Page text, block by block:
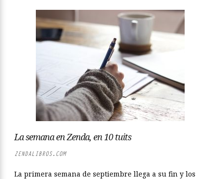
La semana en Zenda, en 10 tuits
ZENDALIBROS.COM
La primera semana de septiembre llega a su fin y los